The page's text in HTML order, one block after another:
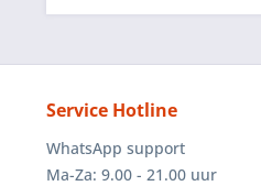
Service Hotline
WhatsApp support
Ma-Za: 9.00 - 21.00 uur